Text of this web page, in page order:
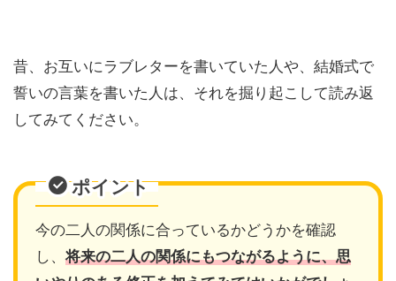
昔、お互いにラブレターを書いていた人や、結婚式で
誓いの言葉を書いた人は、それを掘り起こして読み返
してみてください。
ポイント
今の二人の関係に合っているかどうかを確認
し、将来の二人の関係にもつながるように、思